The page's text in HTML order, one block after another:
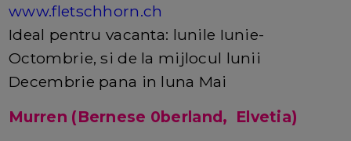
www.fletschhorn.ch
Ideal pentru vacanta: lunile Iunie-
Octombrie, si de la mijlocul lunii
Decembrie pana in luna Mai
Murren (Bernese 0berland, Elvetia)